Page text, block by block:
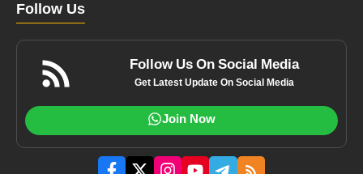
Follow Us
Follow Us On Social Media
Get Latest Update On Social Media
Join Now